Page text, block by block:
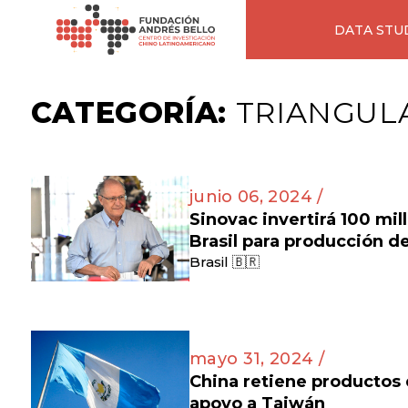
DATA
CATEGORÍA:
junio 06, 2024 /
Sinovac invertirá 100
Brasil para producción
Brasil 🇧🇷
mayo 31, 2024 /
China retiene productos
apoyo a Taiwán